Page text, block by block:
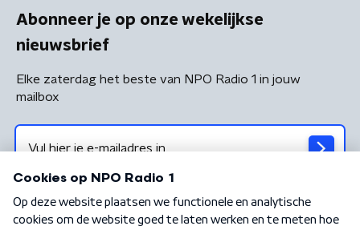
Abonneer je op onze wekelijkse
nieuwsbrief
Elke zaterdag het beste van NPO Radio 1 in jouw
mailbox